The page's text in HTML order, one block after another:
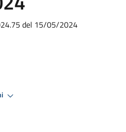
del 15/05/2024